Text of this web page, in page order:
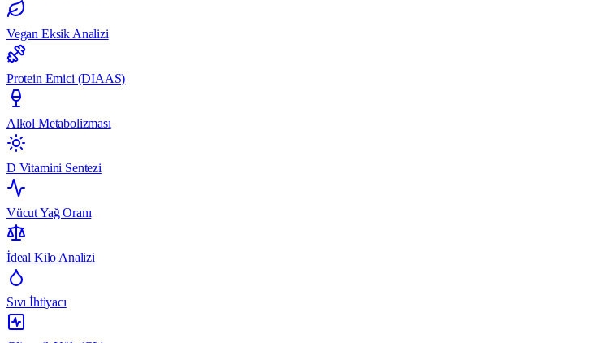
Vegan Eksik Analizi
Protein Emici (DIAAS)
Alkol Metabolizması
D Vitamini Sentezi
Vücut Yağ Oranı
İdeal Kilo Analizi
Sıvı İhtiyacı